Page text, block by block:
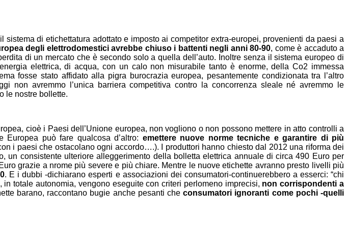
di etichettatura adottato e imposto ai competitor extra-europei, provenienti da paesi a
degli elettrodomestici avrebbe chiuso i battenti negli anni 80-90, come è accaduto a
di un mercato che è secondo solo a quella dell’auto. Inoltre senza il sistema europeo di
elettrica, di acqua, con un calo non misurabile tanto è enorme, della Co2 immessa
fosse stato affidato alla pigra burocrazia europea, pesantemente condizionata tra l’altro
non avremmo l’unica barriera competitiva contro la concorrenza sleale né avremmo le
le nostre bollette.
cioè i Paesi dell’Unione europea, non vogliono o non possono mettere in atto controlli a
Europea può fare qualcosa d’altro: emettere nuove norme tecniche e garantire di più
i paesi che ostacolano ogni accordo….). I produttori hanno chiesto dal 2012 una riforma dei
un consistente ulteriore alleggerimento della bolletta elettrica annuale di circa 490 Euro per
grazie a nrome più severe e più chiare. Mentre le nuove etichette avranno presto livelli più
. E i dubbi -dichiarano esperti e associazioni dei consumatori-continuerebbero a esserci: “chi
totale autonomia, vengono eseguite con criteri perlomeno imprecisi, non corrispondenti a
barano, raccontano bugie anche pesanti checonsumatori ignoranti come pochi -quelli